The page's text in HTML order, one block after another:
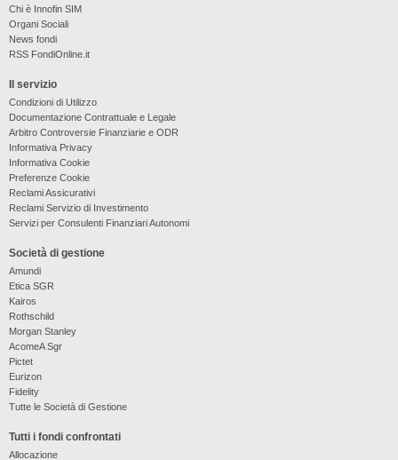
Chi è Innofin SIM
Organi Sociali
News fondi
RSS FondiOnline.it
Il servizio
Condizioni di Utilizzo
Documentazione Contrattuale e Legale
Arbitro Controversie Finanziarie e ODR
Informativa Privacy
Informativa Cookie
Preferenze Cookie
Reclami Assicurativi
Reclami Servizio di Investimento
Servizi per Consulenti Finanziari Autonomi
Società di gestione
Amundi
Etica SGR
Kairos
Rothschild
Morgan Stanley
AcomeA Sgr
Pictet
Eurizon
Fidelity
Tutte le Società di Gestione
Tutti i fondi confrontati
Allocazione